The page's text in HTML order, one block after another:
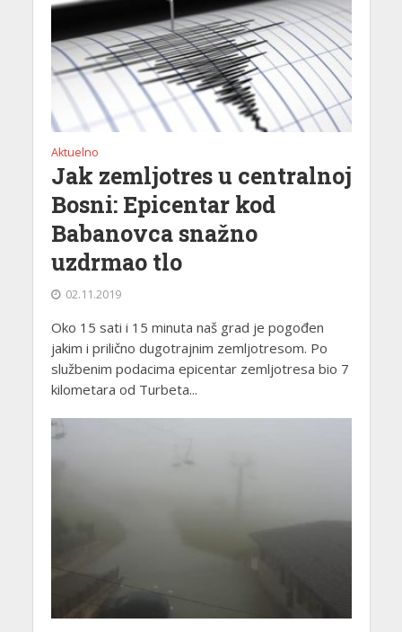
Aktuelno
Jak zemljotres u centralnoj
Bosni: Epicentar kod
Babanovca snažno
uzdrmao tlo
02.11.2019
Oko 15 sati i 15 minuta naš grad je pogođen
jakim i prilično dugotrajnim zemljotresom. Po
službenim podacima epicentar zemljotresa bio 7
kilometara od Turbeta...